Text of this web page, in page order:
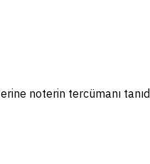
noterin tercümanı